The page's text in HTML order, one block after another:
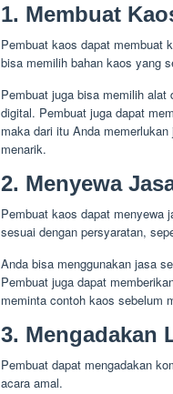
1. Membuat
Pembuat kaos dapat membuat
bisa memilih bahan kaos yang
Pembuat juga bisa memilih
digital. Pembuat juga dapat
maka dari itu Anda
menarik.
2. Menyewa
Pembuat kaos dapat menyewa
sesuai dengan persyaratan,
Anda bisa menggunakan jasa
Pembuat juga dapat
meminta contoh kaos sebelum
3. Mengadakan
Pembuat dapat mengadakan
acara amal.